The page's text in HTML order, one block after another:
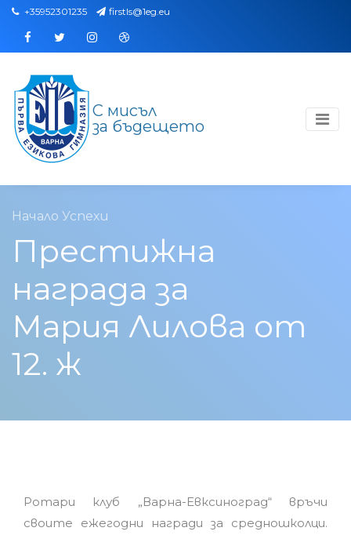
+35952301235 firstls@1eg.eu
FacebookTwitterInstagramDribbble
С мисъл
за бъдещето
Начало Успехи
Престижна
награда за
Мария Лилова от
12. ж
Ротари клуб „Варна-Евксиноград“ връчи
своите ежегодни награди за средношколци.